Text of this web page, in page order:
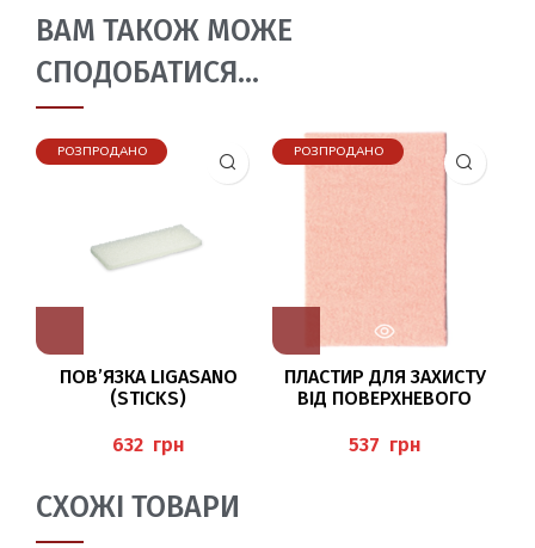
ВАМ ТАКОЖ МОЖЕ
СПОДОБАТИСЯ…
РОЗПРОДАНО
ПОВ’ЯЗКА LIGASANO
(STICKS)
грн
РОЗПРОДАНО
ПЛАСТИР ДЛЯ ЗАХИСТУ
ВІД ПОВЕРХНЕВОГО
грн
СХОЖІ ТОВАРИ